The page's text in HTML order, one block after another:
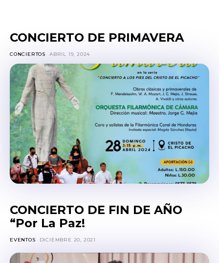
CONCIERTO DE PRIMAVERA
CONCIERTOS ABRIL 19, 2024
CONCIERTO DE FIN DE AÑO
“Por La Paz!
EVENTOS DICIEMBRE 20, 2021